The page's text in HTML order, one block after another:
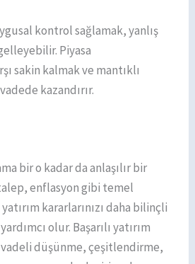
kontrol sağlamak, yanlış
Piyasa
sakin kalmak ve mantıklı
kazandırır.
bir o kadar da anlaşılır bir
enflasyon gibi temel
kararlarınızı daha bilinçli
olur. Başarılı yatırım
düşünme, çeşitlendirme,